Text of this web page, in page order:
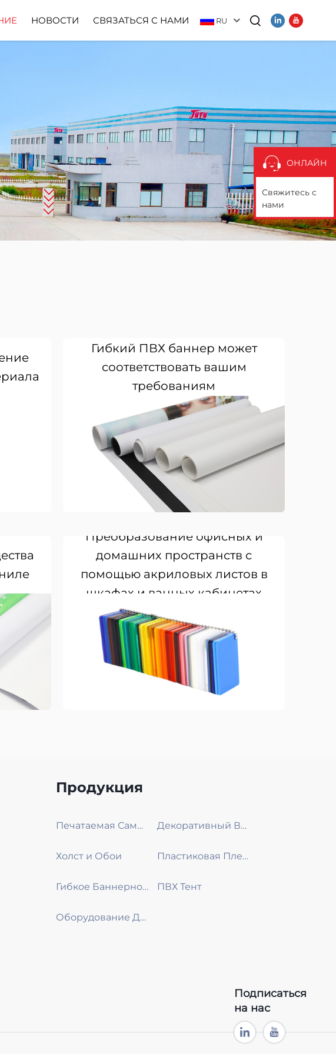
НОВОСТИ СВЯЗАТЬСЯ С НАМИ RU
ОНЛАЙН
Свяжитесь с
нами
Гибкий ПВХ баннер может
соответствовать вашим
требованиям
Преобразование офисных и
домашних пространств с
помощью акриловых листов в
шкафах и ванных кабинетах
Продукция
Печатаемая Самоклеющаяся Виниловая Пленка Декоративный Винил
Холст и Обои Пластиковая Пленка
Гибкое Баннерное Полотно ПВХ Тент
Оборудование Для Отображения
Подписаться
на нас